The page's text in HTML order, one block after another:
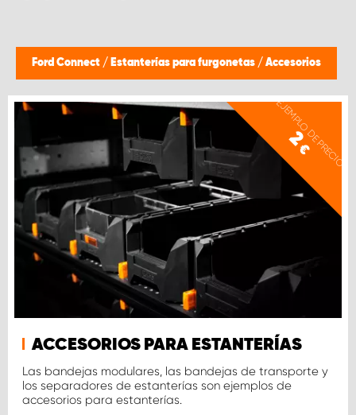
Ford Connect / Estanterías para furgonetas / Accesorios
EJEMPLO DE PRECIO
2
€
ACCESORIOS PARA ESTANTERÍAS
Las bandejas modulares, las bandejas de transporte y
los separadores de estanterías son ejemplos de
accesorios para estanterías.